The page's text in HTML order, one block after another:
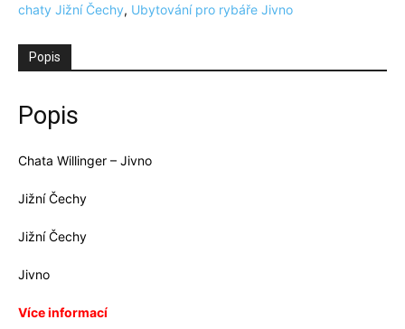
chaty Jižní Čechy, Ubytování pro rybáře Jivno
Popis
Popis
Chata Willinger – Jivno
Jižní Čechy
Jižní Čechy
Jivno
Více informací